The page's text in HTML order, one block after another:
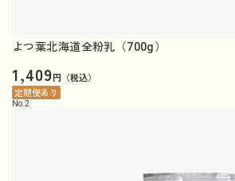
よつ葉北海道全粉乳（700g）
1,409円（税込）
定期便あり
No. 2